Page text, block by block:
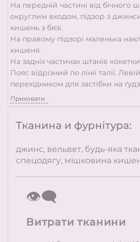
На передній частині від бічного
округлим входом, підзор з
кишень з бязі.
На правому підзорі маленька
кишеня.
На задніх частинах штанів
Пояс відрізний по лінії талії.
перехідником для застібки на
Приховати
Тканина и фурнітура:
джинс, вельвет, будь-яка
спецодягу, мішковина
👁️‍🗨️
Витрати тканини